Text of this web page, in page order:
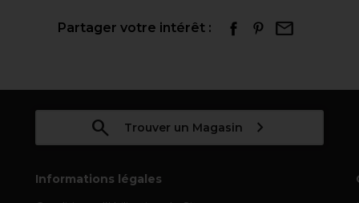
Partager votre intérêt :
Trouver un Magasin
Informations légales